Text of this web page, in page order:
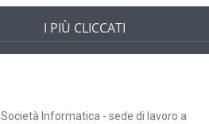
I PIÙ CLICCATI
Società Informatica - sede di lavoro a